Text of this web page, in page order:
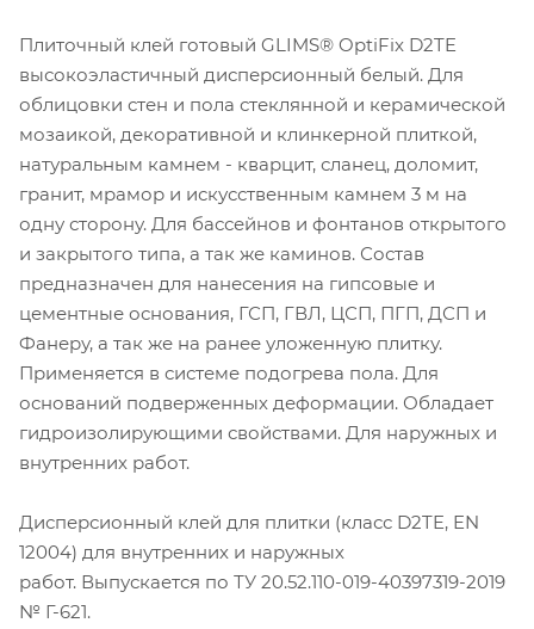
Плиточный клей готовый GLIMS® OptiFix D2TE
высокоэластичный дисперсионный белый. Для
облицовки стен и пола стеклянной и керамической
мозаикой, декоративной и клинкерной плиткой,
натуральным камнем - кварцит, сланец, доломит,
гранит, мрамор и искусственным камнем 3 м на
одну сторону. Для бассейнов и фонтанов открытого
и закрытого типа, а так же каминов. Состав
предназначен для нанесения на гипсовые и
цементные основания, ГСП, ГВЛ, ЦСП, ПГП, ДСП и
Фанеру, а так же на ранее уложенную плитку.
Применяется в системе подогрева пола. Для
оснований подверженных деформации. Обладает
гидроизолирующими свойствами. Для наружных и
внутренних работ.
Дисперсионный клей для плитки (класс D2TE, EN
12004) для внутренних и наружных
работ. Выпускается по ТУ 20.52.110-019-40397319-2019
№ Г-621.